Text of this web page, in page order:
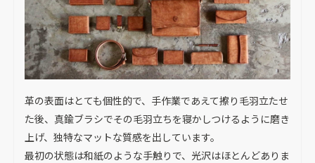
革の表面はとても個性的で、手作業であえて擦り毛羽立たせ
た後、真鍮ブラシでその毛羽立ちを寝かしつけるように磨き
上げ、独特なマットな質感を出しています。
最初の状態は和紙のような手触りで、光沢はほとんどありま